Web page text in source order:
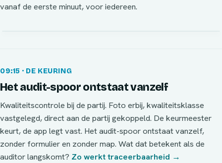
vanaf de eerste minuut, voor iedereen.
09:15 · DE KEURING
Het audit-spoor ontstaat vanzelf
Kwaliteitscontrole bij de partij. Foto erbij, kwaliteitsklasse
vastgelegd, direct aan de partij gekoppeld. De keurmeester
keurt, de app legt vast. Het audit-spoor ontstaat vanzelf,
zonder formulier en zonder map. Wat dat betekent als de
auditor langskomt? Zo werkt traceerbaarheid →